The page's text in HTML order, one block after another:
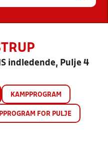
indledende, Pulje 4
KAMPPROGRAM
FOR PULJE